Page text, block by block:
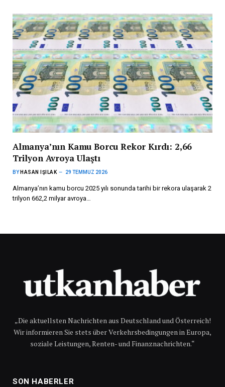
Almanya’nın Kamu Borcu Rekor Kırdı: 2,66
Trilyon Avroya Ulaştı
BY HASAN IŞILAK 29 TEMMUZ 2026
Almanya’nın kamu borcu 2025 yılı sonunda tarihi bir rekora ulaşarak 2
trilyon 662,2 milyar avroya…
„Die aktuellsten Nachrichten aus Deutschland und Österreich!
Wir informieren Sie stets über Verkehrsbedingungen in Europa,
soziale Leistungen, Renten- und Finanznachrichten.“
SON HABERLER